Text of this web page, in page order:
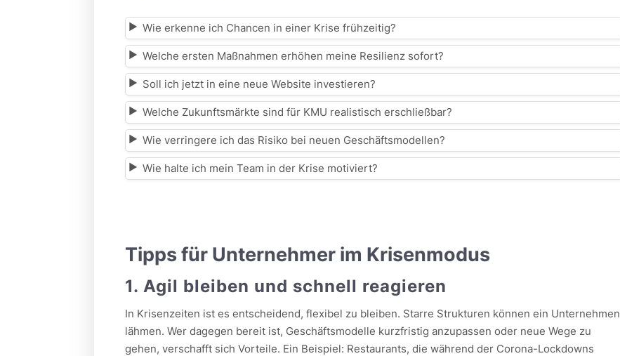
Wie erkenne ich Chancen in einer Krise frühzeitig?
Welche ersten Maßnahmen erhöhen meine Resilienz sofort?
Soll ich jetzt in eine neue Website investieren?
Welche Zukunftsmärkte sind für KMU realistisch erschließbar?
Wie verringere ich das Risiko bei neuen Geschäftsmodellen?
Wie halte ich mein Team in der Krise motiviert?
Tipps für Unternehmer im Krisenmodus
1. Agil bleiben und schnell reagieren
In Krisenzeiten ist es entscheidend, flexibel zu bleiben. Starre Strukturen können ein Unternehmen
lähmen. Wer dagegen bereit ist, Geschäftsmodelle kurzfristig anzupassen oder neue Wege zu
gehen, verschafft sich Vorteile. Ein Beispiel: Restaurants, die während der Corona-Lockdowns